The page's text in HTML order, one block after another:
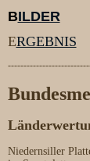
BILDER
ERGEBNIS
Niedernsiller